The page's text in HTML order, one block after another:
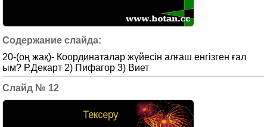
20-(оң жақ)- Координаталар жүйесін алғаш енгізген ғал
ым? Р.Декарт 2) Пифагор 3) Виет
12